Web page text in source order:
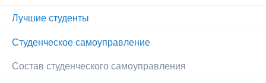
Лучшие студенты
Студенческое самоуправление
Состав студенческого самоуправления